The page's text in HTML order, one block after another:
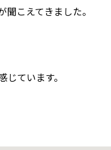
こえてきました。
ています。